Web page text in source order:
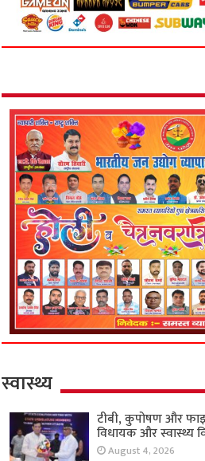
स्वास्थ्य
टीबी, कुपोषण और
विधायक और स्वास्थ्य
August 4, 2026